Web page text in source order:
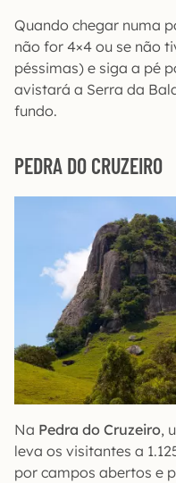
Quando chegar numa
não for 4×4 ou se não
péssimas) e siga a pé
avistará a Serra da
fundo.
PEDRA DO CRUZEIRO
Na Pedra do Cruzeiro,
leva os visitantes a
por campos abertos e